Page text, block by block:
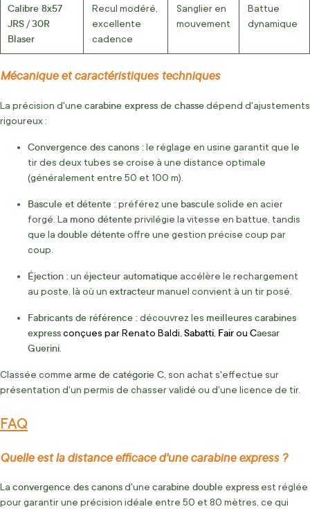
Calibre 8x57
JRS /30R
Blaser
Recul modéré,
excellente
cadence
Sanglier en
mouvement
Battue
dynamique
Mécanique et caractéristiques techniques
La précision d'une carabine express de chassedépend d'ajustements
rigoureux :
Convergence des canons : le réglage en usine garantit que le
tir des deux tubes se croise à une distance optimale
(généralement entre 50 et 100 m).
Bascule et détente : préférez une bascule solide en acier
forgé. La mono détenteprivilégie la vitesse en battue, tandis
que la double détenteoffre une gestion précise coup par
coup.
Éjection : un éjecteur automatique accélère le rechargement
au poste, là où un extracteurmanuel convient à un tir posé.
Fabricants de référence : découvrez les meilleures carabines
expressconçues par Renato Baldi, Sabatti Fairou Caesar
Guerini
Classée comme arme de catégorie C , son achat s'effectue sur
présentation d'un permis de chasser validé ou d'une licence de tir.
FAQ
Quelle est la distance efficace d'une carabine express ?
La convergence des canonsd'une carabine double express est réglée
pour garantir une précision idéale entre 50 et 80 mètres, ce qui